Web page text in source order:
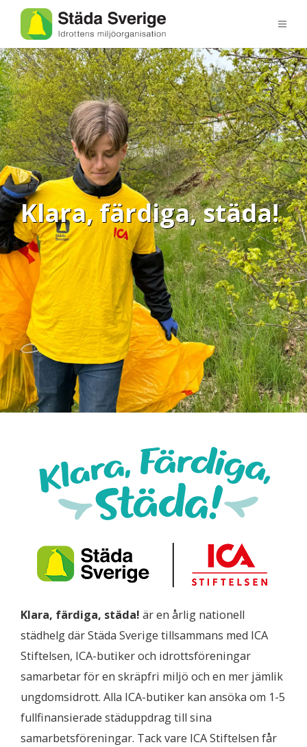
Klara, färdiga, städa!
Klara, färdiga, städa! är en årlig nationell
städhelg där Städa Sverige tillsammans med ICA
Stiftelsen, ICA-butiker och idrottsföreningar
samarbetar för en skräpfri miljö och en mer jämlik
ungdomsidrott. Alla ICA-butiker kan ansöka om 1-5
fullfinansierade städuppdrag till sina
samarbetsföreningar. Tack vare ICA Stiftelsen får